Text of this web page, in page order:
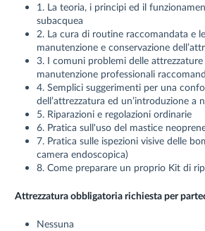
1. La teoria, i principi ed il
subacquea
2. La cura di routine raccomandata e
manutenzione e conservazione
3. I comuni problemi delle
manutenzione professionali
4. Semplici suggerimenti per una
dell’attrezzatura ed un’introduzione a
5. Riparazioni e regolazioni ordinarie
6. Pratica sull'uso del mastice
7. Pratica sulle ispezioni visive delle
camera endoscopica)
8. Come preparare un proprio Kit di
Attrezzatura obbligatoria richiesta per
Nessuna